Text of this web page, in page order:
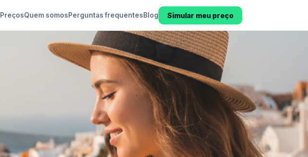
PreçosQuem somosPerguntas frequentesBlog Simular meu preço